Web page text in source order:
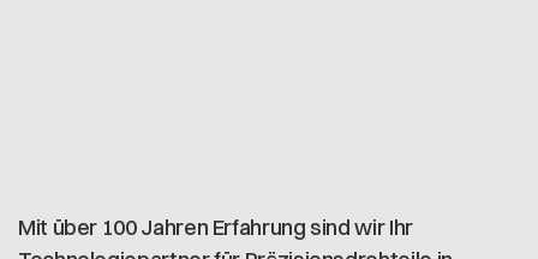
Mit über 100 Jahren Erfahrung sind wir Ihr